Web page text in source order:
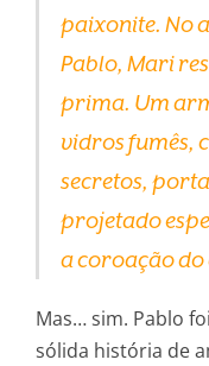
paixonite. No
Pablo, Mari
prima. Um
vidros fumês,
secretos,
projetado
a coroação do
Mas… sim. Pablo
sólida história de